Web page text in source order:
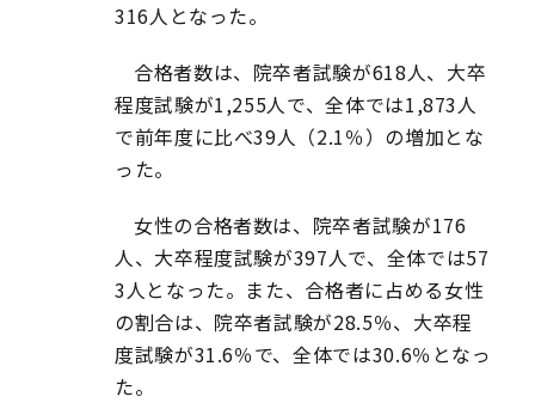
316人となった。
合格者数は、院卒者試験が618人、大卒
程度試験が1,255人で、全体では1,873人
で前年度に比べ39人（2.1％）の増加とな
った。
女性の合格者数は、院卒者試験が176
人、大卒程度試験が397人で、全体では57
3人となった。また、合格者に占める女性
の割合は、院卒者試験が28.5％、大卒程
度試験が31.6％で、全体では30.6％となっ
た。